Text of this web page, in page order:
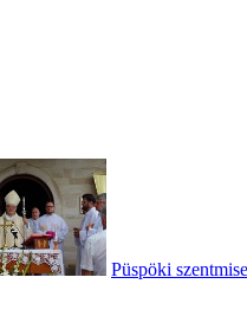
Püspöki